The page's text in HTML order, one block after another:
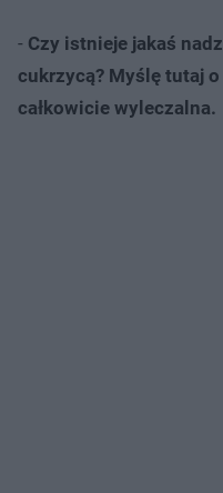
- Czy istnieje jakaś
cukrzycą? Myślę tutaj
całkowicie wyleczalna.